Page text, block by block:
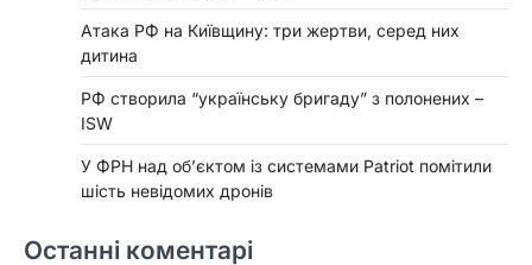
Атака РФ на Київщину: три жертви, серед них
дитина
РФ створила “українську бригаду” з полонених –
ISW
У ФРН над об’єктом із системами Patriot помітили
шість невідомих дронів
Останні коментарі